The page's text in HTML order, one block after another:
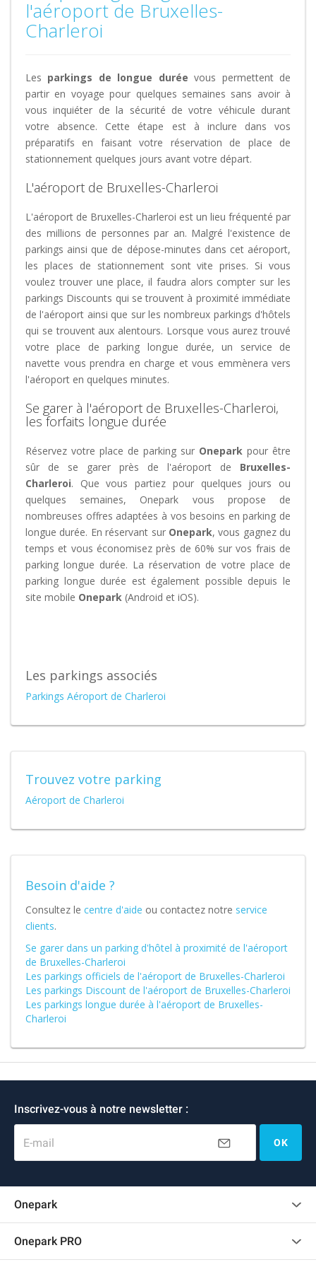
l'aéroport de Bruxelles-
Charleroi
Les parkings de longue durée vous permettent de
partir en voyage pour quelques semaines sans avoir à
vous inquiéter de la sécurité de votre véhicule durant
votre absence. Cette étape est à inclure dans vos
préparatifs en faisant votre réservation de place de
stationnement quelques jours avant votre départ.
L'aéroport de Bruxelles-Charleroi
L'aéroport de Bruxelles-Charleroi est un lieu fréquenté par
des millions de personnes par an. Malgré l'existence de
parkings ainsi que de dépose-minutes dans cet aéroport,
les places de stationnement sont vite prises. Si vous
voulez trouver une place, il faudra alors compter sur les
parkings Discounts qui se trouvent à proximité immédiate
de l'aéroport ainsi que sur les nombreux parkings d'hôtels
qui se trouvent aux alentours. Lorsque vous aurez trouvé
votre place de parking longue durée, un service de
navette vous prendra en charge et vous emmènera vers
l'aéroport en quelques minutes.
Se garer à l'aéroport de Bruxelles-Charleroi,
les forfaits longue durée
Réservez votre place de parking sur Onepark pour être
sûr de se garer près de l'aéroport de Bruxelles-
Charleroi. Que vous partiez pour quelques jours ou
quelques semaines, Onepark vous propose de
nombreuses offres adaptées à vos besoins en parking de
longue durée. En réservant surOnepark, vous gagnez du
temps et vous économisez près de 60% sur vos frais de
parking longue durée. La réservation de votre place de
parking longue durée est également possible depuis le
site mobile Onepark (Android et iOS).
Les parkings associés
Parkings Aéroport de Charleroi
Trouvez votre parking
Aéroport de Charleroi
Besoin d'aide ?
Consultez le centre d'aide ou contactez notre service
clients.
Se garer dans un parking d'hôtel à proximité de l'aéroport
de Bruxelles-Charleroi
Les parkings officiels de l'aéroport de Bruxelles-Charleroi
Les parkings Discount de l'aéroport de Bruxelles-Charleroi
Les parkings longue durée à l'aéroport de Bruxelles-
Charleroi
Inscrivez-vous à notre newsletter :
E-mail OK
Onepark
Recrutement
Onepark PRO